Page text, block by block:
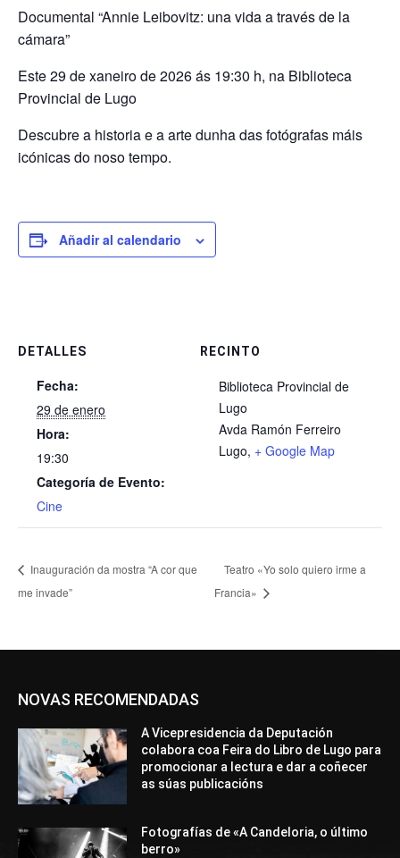
Documental “Annie Leibovitz: una vida a través de la
cámara”
Este 29 de xaneiro de 2026 ás 19:30 h, na Biblioteca
Provincial de Lugo
Descubre a historia e a arte dunha das fotógrafas máis
icónicas do noso tempo.
Añadir al calendario
DETALLES
Fecha:
29 de enero
Hora:
19:30
Categoría de Evento:
Cine
RECINTO
Biblioteca Provincial de
Lugo
Avda Ramón Ferreiro
Lugo, + Google Map
Inauguración da mostra “A cor que
me invade”
Teatro «Yo solo quiero irme a
Francia»
NOVAS RECOMENDADAS
A Vicepresidencia da Deputación
colabora coa Feira do Libro de Lugo para
promocionar a lectura e dar a coñecer
as súas publicacións
Fotografías de «A Candeloria, o último
berro»